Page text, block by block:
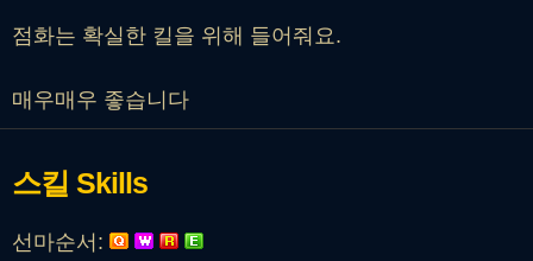
점화는 확실한 킬을 위해 들어줘요.
매우매우 좋습니다
스킬 Skills
선마순서: